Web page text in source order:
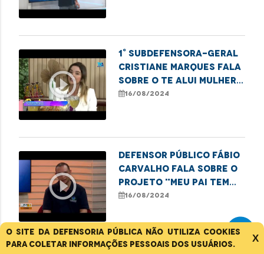
O site da Defensoria Pública não utiliza cookies
para coletar informações pessoais dos usuários.
X
play_circle_outline
1° Subdefensora-geral
Cristiane Marques fala
sobre o Te Alui Mulher
ao Programa Café com
16/08/2024
play_circle_outline
Defensor público Fábio
Carvalho fala sobre o
projeto "Meu Pai tem
Nome"
16/08/2024